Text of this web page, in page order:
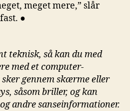
meget mere,” slår
●
teknisk, så kan du med
med et computer-
gennem skærme eller
såsom briller, og kan
andre sanseinformationer.